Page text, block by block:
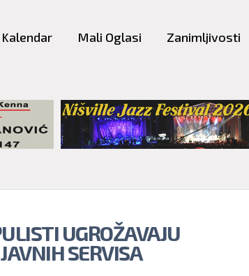
content
Kalendar Mali Oglasi Zanimljivosti
UGROŽAVAJU
SERVISA